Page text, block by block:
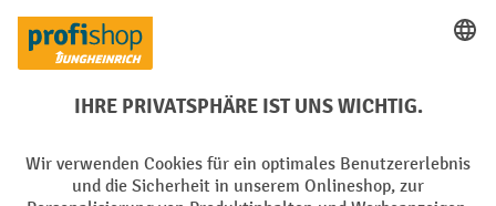
PayPal
Soziale Netzwerke